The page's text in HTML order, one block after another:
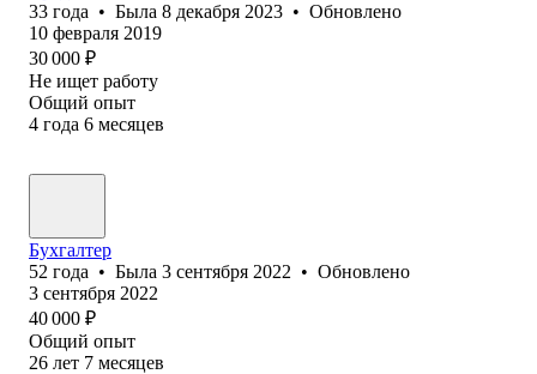
33 года • Была 8 декабря 2023 • Обновлено
10 февраля 2019
30 000 ₽
Не ищет работу
Общий опыт
4 года 6 месяцев
Бухгалтер
52 года • Была 3 сентября 2022 • Обновлено
3 сентября 2022
40 000 ₽
Общий опыт
26 лет 7 месяцев